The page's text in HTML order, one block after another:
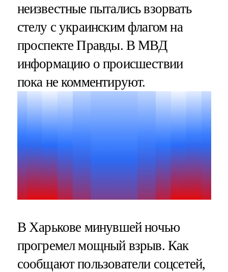
неизвестные пытались взорвать
стелу с украинским флагом на
проспекте Правды. В МВД
информацию о происшествии
пока не комментируют.
В Харькове минувшей ночью
прогремел мощный взрыв. Как
сообщают пользователи соцсетей,